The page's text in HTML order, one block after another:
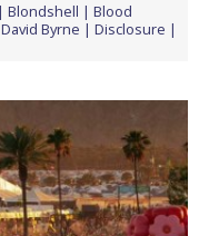
Blondshell
Blood
David Byrne
Disclosure